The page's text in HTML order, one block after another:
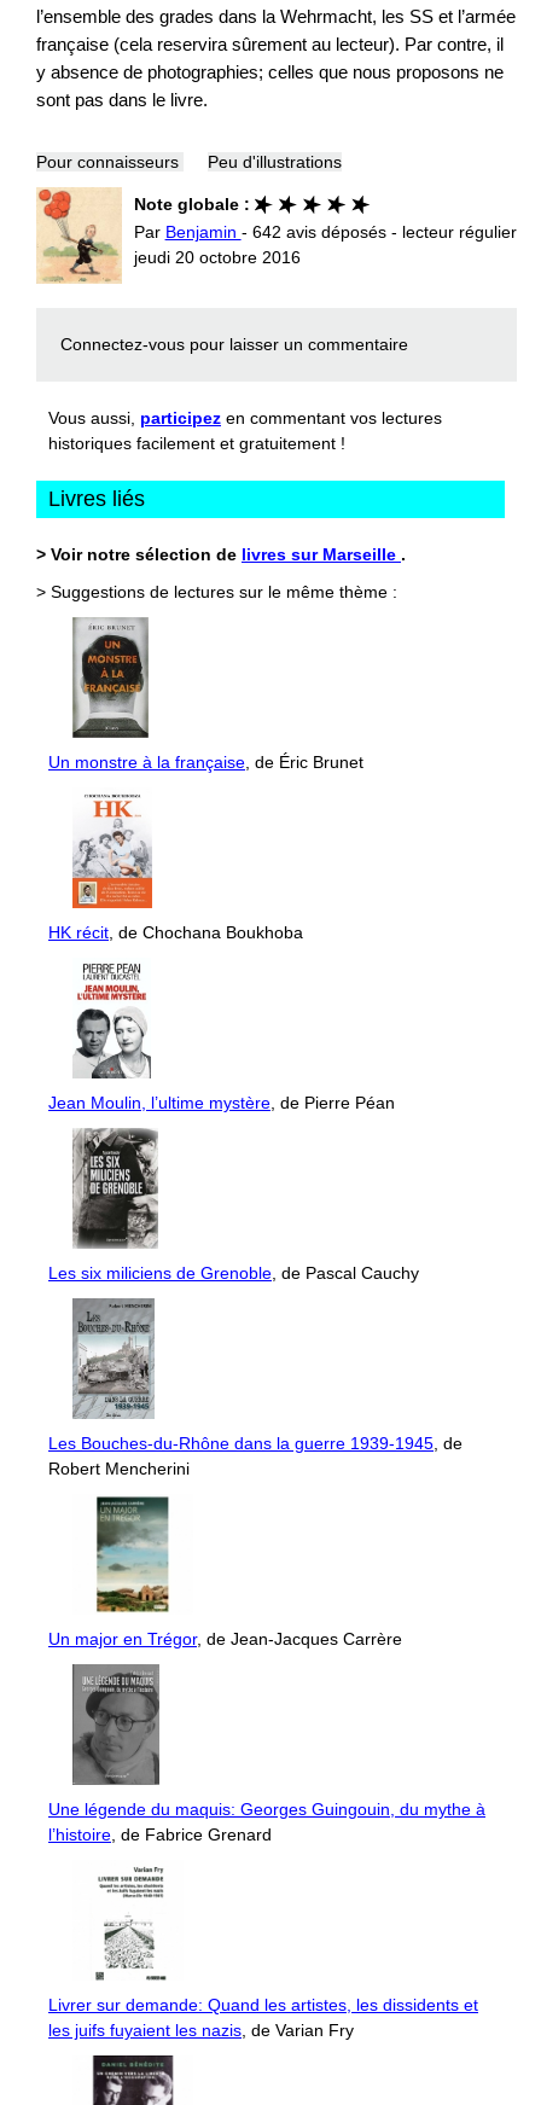
l’ensemble des grades dans la Wehrmacht, les SS et l’armée
française (cela reservira sûrement au lecteur). Par contre, il
y absence de photographies; celles que nous proposons ne
sont pas dans le livre.
Pour connaisseurs Peu d'illustrations
Note globale :
Par Benjamin - 642 avis déposés - lecteur régulier
jeudi 20 octobre 2016
Connectez-vous pour laisser un commentaire
Vous aussi, participez en commentant vos lectures
historiques facilement et gratuitement !
Livres liés
> Voir notre sélection de livres sur Marseille .
> Suggestions de lectures sur le même thème :
Un monstre à la française , de Éric Brunet
HK récit , de Chochana Boukhoba
Jean Moulin, l’ultime mystère , de Pierre Péan
Les six miliciens de Grenoble , de Pascal Cauchy
Les Bouches-du-Rhône dans la guerre 1939-1945 , de
Robert Mencherini
Un major en Trégor, de Jean-Jacques Carrère
Une légende du maquis: Georges Guingouin, du mythe à
l’histoire , de Fabrice Grenard
Livrer sur demande: Quand les artistes, les dissidents et
les juifs fuyaient les nazis , de Varian Fry